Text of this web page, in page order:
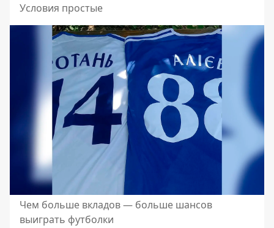
Условия простые
Чем больше вкладов — больше шансов
выиграть футболки